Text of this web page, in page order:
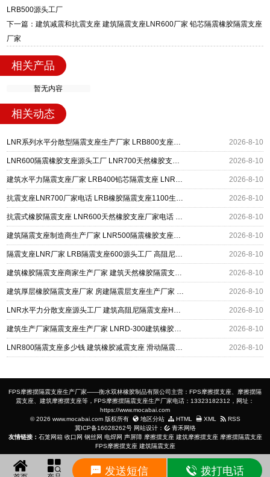
迎宾大街 9 号，厂家电话：13323182312。
LRB500源头工厂
下一篇：建筑减震和抗震支座 建筑隔震支座LNR600厂家 铅芯隔震橡胶隔震支座
厂家
相关产品
暂无内容
相关动态
LNR系列水平分散型隔震支座生产厂家 LRB800支座源头工厂 LNR1000橡胶支座源头工厂 2026-8-10
LNR600隔震橡胶支座源头工厂 LNR700天然橡胶支座什么价格 抗震隔震支座厂家 2026-8-10
建筑水平力隔震支座厂家 LRB400铅芯隔震支座 LNR支座 2026-8-10
抗震支座LNR700厂家电话 LRB橡胶隔震支座1100生产厂家 建筑抗震支座装置厂家 2026-8-10
抗震式橡胶隔震支座 LNR600天然橡胶支座厂家电话 建筑隔震支座HDR厂家 2026-8-10
建筑隔震支座制造商生产厂家 LNR500隔震橡胶支座源头工厂 LRB900-Ⅱ型隔震支座生产厂家 2026-8-10
隔震支座LNR厂家 LRB隔震支座600源头工厂 高阻尼建筑橡胶隔震支座源头工厂 2026-8-10
建筑橡胶隔震支座商家生产厂家 建筑天然橡胶隔震支座LNR生产厂家 建筑建筑隔震支座 2026-8-10
建筑厚层橡胶隔震支座厂家 房建隔震层支座生产厂家 LNR隔震支座D420多少钱 2026-8-10
LNR水平力分散支座源头工厂 建筑高阻尼隔震支座HDR源头工厂 LNR800隔震支座价格 2026-8-10
建筑生产厂家隔震支座生产厂家 LNRD-300建筑橡胶隔震支座源头工厂 采购建筑隔震支座 2026-8-10
LNR800隔震支座多少钱 建筑橡胶减震支座 滑动隔震支座 2026-8-10
发送短信 拨打电话
FPS摩擦摆隔震支座生产厂家——衡水双林橡胶制品有限公司主营：FPS摩擦摆支座、摩擦摆隔
震支座、建筑摩擦摆支座等，FPS摩擦摆隔震支座生产厂家电话：13323182312，网址：
https://www.mocabai.com
© 2026 www.mocabai.com 版权所有
地区分站 HTML XML
RSS
冀ICP备16028262号网站设计：
青禾网络
友情链接： 石笼网箱 收口网 钢丝网 电焊网 声屏障 摩擦摆支座 建筑摩擦摆支座 摩擦摆隔震支座
FPS摩擦摆支座 建筑隔震支座